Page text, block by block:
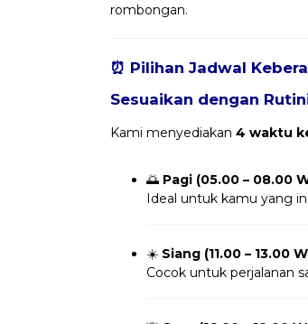
rombongan.
⏰ Pilihan Jadwal
Sesuaikan dengan
Kami menyediakan 4 waktu
🌅 Pagi (05.00 – 08.00
Ideal untuk kamu yang
☀️ Siang (11.00 – 13.00
Cocok untuk perjalanan